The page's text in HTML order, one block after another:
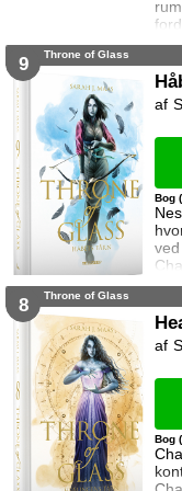
og
9 Throne of Glass
Bog
8 Throne of Glass
Bog